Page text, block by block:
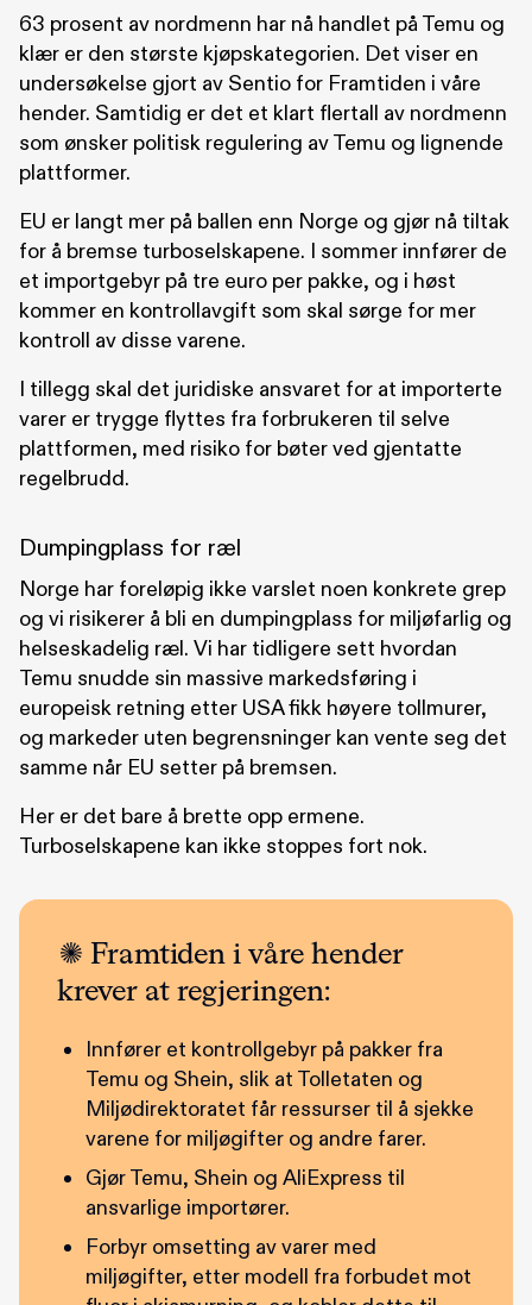
63 prosent av nordmenn har nå handlet på Temu og
klær er den største kjøpskategorien. Det viser en
undersøkelse gjort av Sentio for Framtiden i våre
hender. Samtidig er det et klart flertall av nordmenn
som ønsker politisk regulering av Temu og lignende
plattformer.
EU er langt mer på ballen enn Norge og gjør nå tiltak
for å bremse turboselskapene. I sommer innfører de
et importgebyr på tre euro per pakke, og i høst
kommer en kontrollavgift som skal sørge for mer
kontroll av disse varene.
I tillegg skal det juridiske ansvaret for at importerte
varer er trygge flyttes fra forbrukeren til selve
plattformen, med risiko for bøter ved gjentatte
regelbrudd.
Dumpingplass for ræl
Norge har foreløpig ikke varslet noen konkrete grep
og vi risikerer å bli en dumpingplass for miljøfarlig og
helseskadelig ræl. Vi har tidligere sett hvordan
Temu snudde sin massive markedsføring i
europeisk retning etter USA fikk høyere tollmurer,
og markeder uten begrensninger kan vente seg det
samme når EU setter på bremsen.
Her er det bare å brette opp ermene.
Turboselskapene kan ikke stoppes fort nok.
Framtiden i våre hender
krever at regjeringen:
Innfører et kontrollgebyr på pakker fra
Temu og Shein, slik at Tolletaten og
Miljødirektoratet får ressurser til å sjekke
varene for miljøgifter og andre farer.
Gjør Temu, Shein og AliExpress til
ansvarlige importører.
Forbyr omsetting av varer med
miljøgifter, etter modell fra forbudet mot